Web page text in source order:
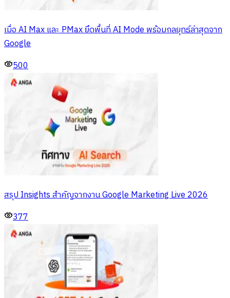
เมื่อ AI Max และ PMax ยึดพื้นที่ AI Mode พร้อมกลยุทธ์ล่าสุดจาก
Google
500
สรุป Insights สำคัญจากงาน Google Marketing Live 2026
377